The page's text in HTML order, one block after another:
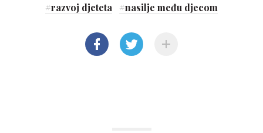
#razvoj djeteta #nasilje među djecom